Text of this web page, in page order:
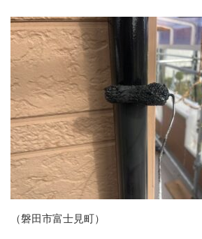
（磐田市富士見町）